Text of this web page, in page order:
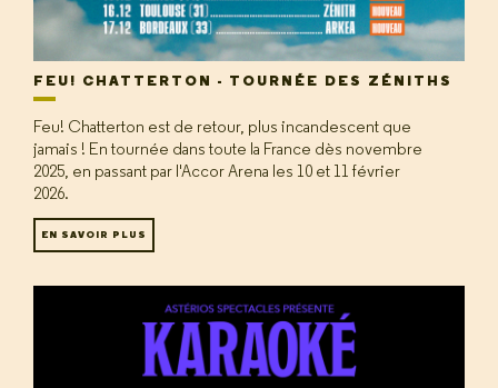
FEU! CHATTERTON - TOURNÉE DES ZÉNITHS
Feu! Chatterton est de retour, plus incandescent que
jamais ! En tournée dans toute la France dès novembre
2025, en passant par l'Accor Arena les 10 et 11 février
2026.
EN SAVOIR PLUS